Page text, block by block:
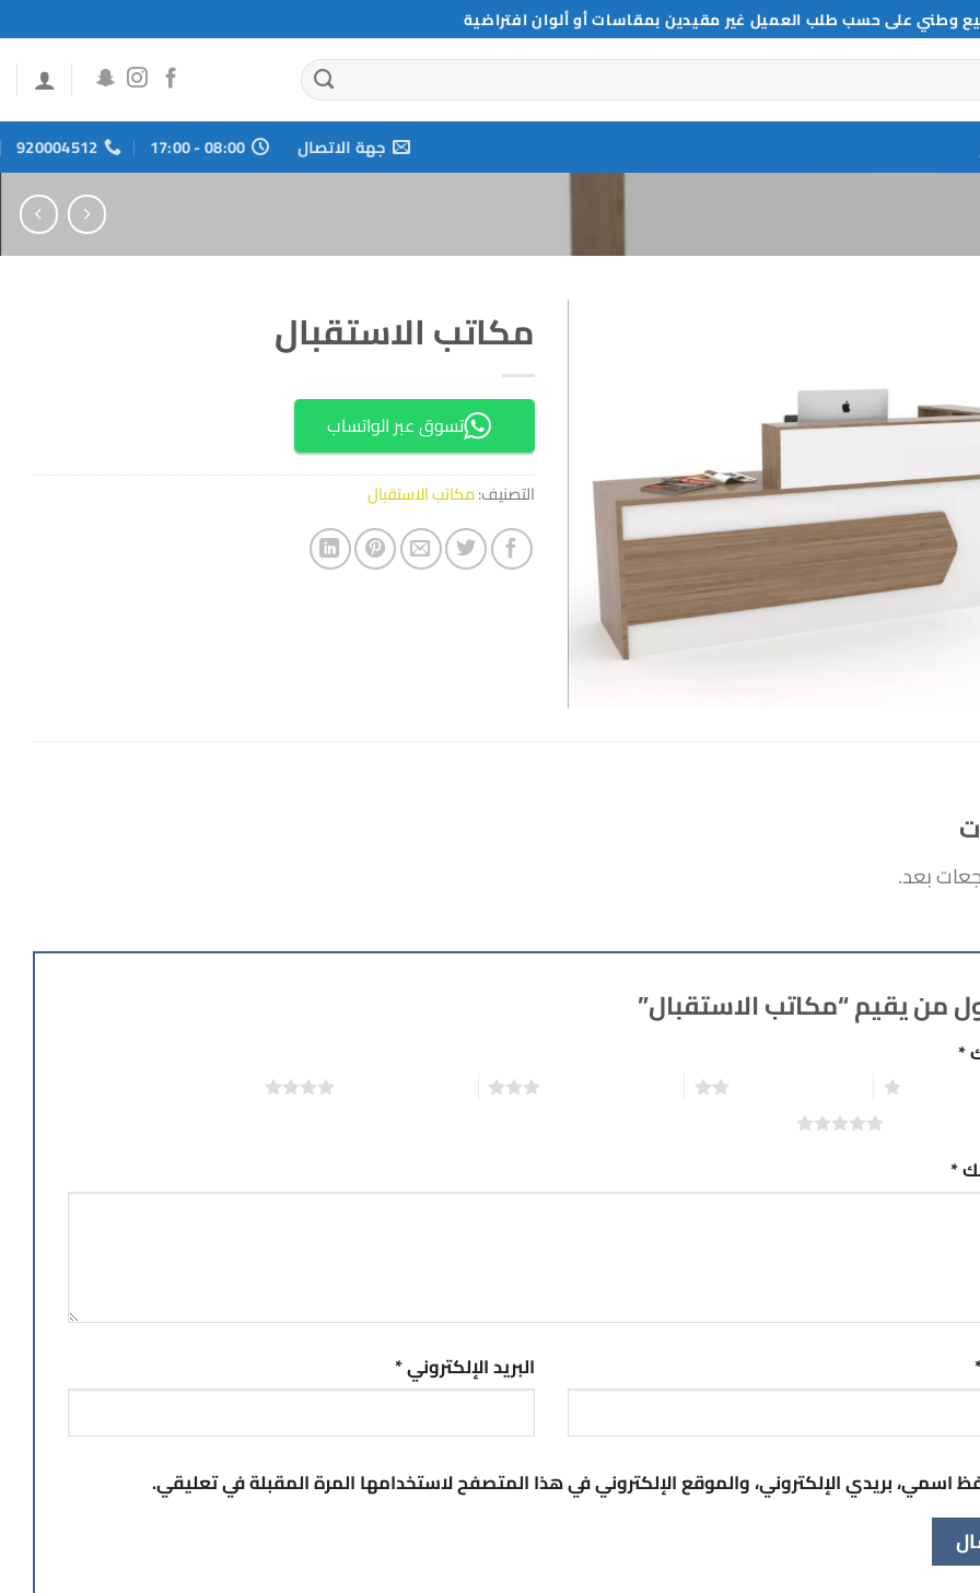
وطني على حسب طلب العميل غير مقيدين بمقاسات أو ألوان افتراضية
جهة الاتصال 08:00 - 17:00
920004512
مكاتب الاستقبال
تسوق عبر الواتساب
التصنيف:مكاتب الاستقبال
بعد.
من يقيم “مكاتب الاستقبال”
*
*
البريد الإلكتروني*
اسمي، بريدي الإلكتروني، والموقع الإلكتروني في هذا المتصفح لاستخدامها المرة المقبلة في تعليقي.